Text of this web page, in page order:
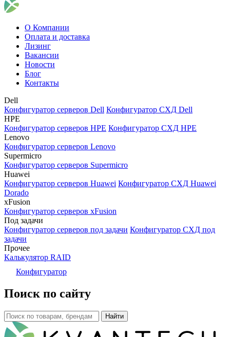
О Компании
Оплата и доставка
Лизинг
Вакансии
Новости
Блог
Контакты
Dell
Конфигуратор серверов Dell Конфигуратор СХД Dell
HPE
Конфигуратор серверов HPE Конфигуратор СХД HPE
Lenovo
Конфигуратор серверов Lenovo
Supermicro
Конфигуратор серверов Supermicro
Huawei
Конфигуратор серверов Huawei Конфигуратор СХД Huawei
Dorado
xFusion
Конфигуратор серверов xFusion
Под задачи
Конфигуратор серверов под задачи Конфигуратор СХД под
задачи
Прочее
Калькулятор RAID
Конфигуратор
Поиск по сайту